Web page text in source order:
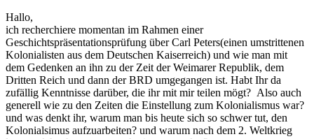
Hallo,
ich recherchiere momentan im Rahmen einer
Geschichtspräsentationsprüfung über Carl Peters(einen umstrittenen
Kolonialisten aus dem Deutschen Kaiserreich) und wie man mit
dem Gedenken an ihn zu der Zeit der Weimarer Republik, dem
Dritten Reich und dann der BRD umgegangen ist. Habt Ihr da
zufällig Kenntnisse darüber, die ihr mit mir teilen mögt? Also auch
generell wie zu den Zeiten die Einstellung zum Kolonialismus war?
und was denkt ihr, warum man bis heute sich so schwer tut, den
Kolonialsimus aufzuarbeiten? und warum nach dem 2. Weltkrieg